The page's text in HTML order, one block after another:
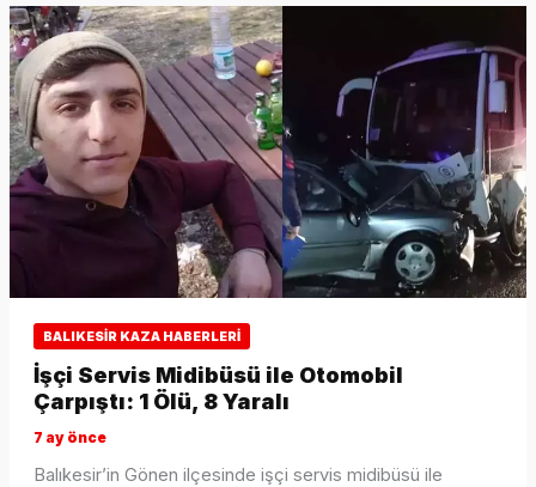
BALIKESIR KAZA HABERLERI
İşçi Servis Midibüsü ile Otomobil
Çarpıştı: 1 Ölü, 8 Yaralı
7 ay önce
Balıkesir’in Gönen ilçesinde işçi servis midibüsü ile